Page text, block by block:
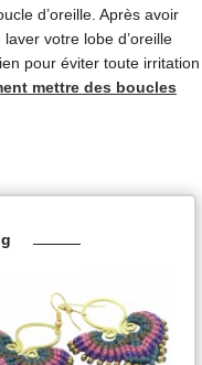
d’oreille. Après avoir
votre lobe d’oreille
pour éviter toute irritation
mettre des boucles